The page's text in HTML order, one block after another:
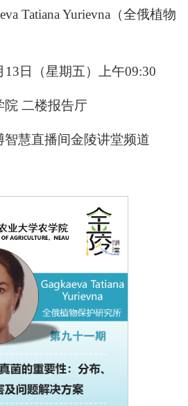
Tatiana Yurievna（全俄植物
13日（星期五）上午09:30
院 二楼报告厅
智慧直播间金陵讲堂频道